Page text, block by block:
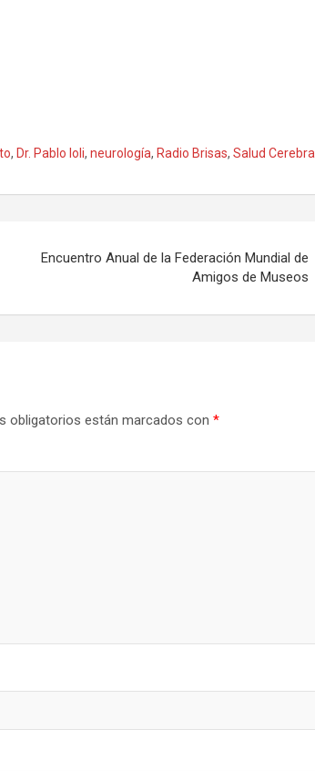
, Dr. Pablo Ioli, neurología, Radio Brisas, Salud Cerebral
Encuentro Anual de la Federación Mundial de
Amigos de Museos
obligatorios están marcados con *